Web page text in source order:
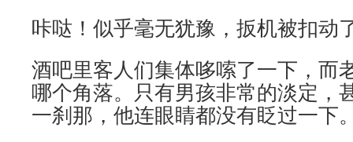
咔哒！似乎毫无犹豫，扳机被扣动
酒吧里客人们集体哆嗦了一下，而
哪个角落。只有男孩非常的淡定，
一刹那，他连眼睛都没有眨过一下